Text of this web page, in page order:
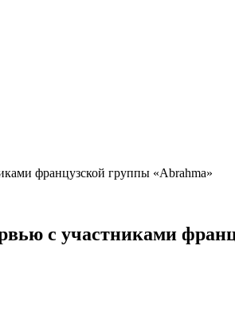
французской группы «Abrahma»
с участниками